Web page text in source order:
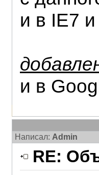
и в IE7
и в
Написал: Admin
RE: